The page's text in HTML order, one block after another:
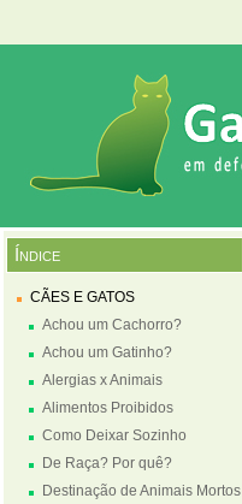
Índice
CÃES E GATOS
Achou um Cachorro?
Achou um Gatinho?
Alergias x Animais
Alimentos Proibidos
Como Deixar Sozinho
De Raça? Por quê?
Destinação de Animais Mortos